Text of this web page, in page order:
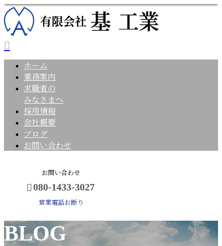
ホーム
業務案内
求職者の
みなさまへ
採用情報
会社概要
ブログ
お問い合わせ
お問い合わせ
080-1433-3027
営業電話お断り
メールフォーム
BLOG